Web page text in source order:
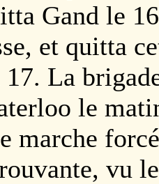
Gand le
et quitta
17. La
le
marche
vu